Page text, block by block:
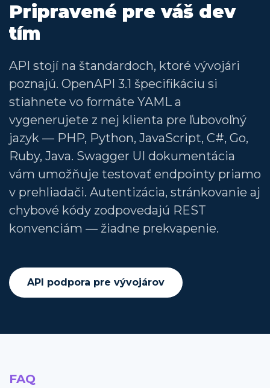
Pripravené pre váš dev
tím
API stojí na štandardoch, ktoré vývojári
poznajú. OpenAPI 3.1 špecifikáciu si
stiahnete vo formáte YAML a
vygenerujete z nej klienta pre ľubovoľný
jazyk — PHP, Python, JavaScript, C#, Go,
Ruby, Java. Swagger UI dokumentácia
vám umožňuje testovať endpointy priamo
v prehliadači. Autentizácia, stránkovanie aj
chybové kódy zodpovedajú REST
konvenciám — žiadne prekvapenie.
API podpora pre vývojárov
FAQ